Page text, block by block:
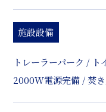
施設設備
トレーラーパーク /
2000W電源完備 / 焚